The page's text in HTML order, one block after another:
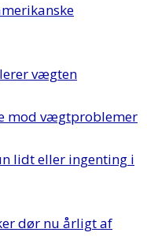
vægten
mod vægtproblemer
lidt eller ingenting i
dør nu årligt af